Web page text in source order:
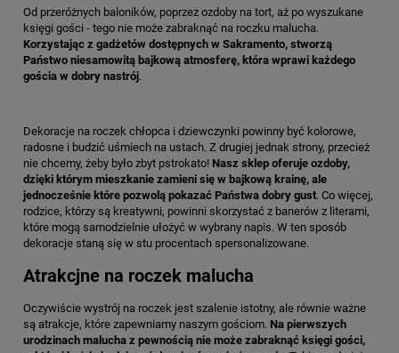
Od przeróżnych baloników, poprzez ozdoby na tort, aż po wyszukane
księgi gości - tego nie może zabraknąć na roczku malucha.
Korzystając z gadżetów dostępnych w Sakramento, stworzą
Państwo niesamowitą bajkową atmosferę, która wprawi każdego
gościa w dobry nastrój.
Dekoracje na roczek chłopca i dziewczynki powinny być kolorowe,
radosne i budzić uśmiech na ustach. Z drugiej jednak strony, przecież
nie chcemy, żeby było zbyt pstrokato! Nasz sklep oferuje ozdoby,
dzięki którym mieszkanie zamieni się w bajkową krainę, ale
jednocześnie które pozwolą pokazać Państwa dobry gust. Co więcej,
rodzice, którzy są kreatywni, powinni skorzystać z banerów z literami,
które mogą samodzielnie ułożyć w wybrany napis. W ten sposób
dekoracje staną się w stu procentach spersonalizowane.
Atrakcjne na roczek malucha
Oczywiście wystrój na roczek jest szalenie istotny, ale równie ważne
są atrakcje, które zapewniamy naszym gościom. Na pierwszych
urodzinach malucha z pewnością nie może zabraknąć księgi gości,